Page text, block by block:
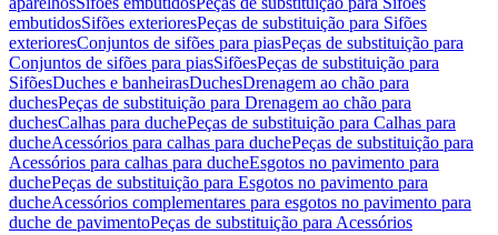
embutidosSifões exterioresPeças de substituição para Sifões
exterioresConjuntos de sifões para piasPeças de substituição para
Conjuntos de sifões para piasSifõesPeças de substituição para
SifõesDuches e banheirasDuchesDrenagem ao chão para
duchesPeças de substituição para Drenagem ao chão para
duchesCalhas para duchePeças de substituição para Calhas para
ducheAcessórios para calhas para duchePeças de substituição para
Acessórios para calhas para ducheEsgotos no pavimento para
duchePeças de substituição para Esgotos no pavimento para
ducheAcessórios complementares para esgotos no pavimento para
duche de pavimentoPeças de substituição para Acessórios